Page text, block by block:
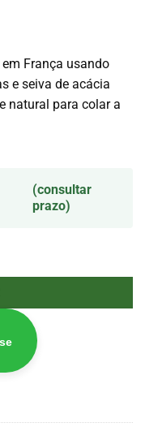
França usando
e seiva de acácia
natural para colar a
(consultar
prazo)
Dyed Blue c/ Filtros (G-